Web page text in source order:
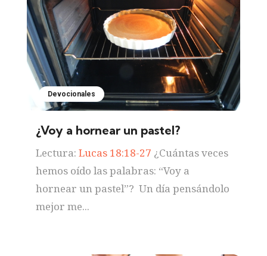
Devocionales
¿Voy a hornear un pastel?
Lectura: Lucas 18:18-27 ¿Cuántas veces
hemos oído las palabras: “Voy a
hornear un pastel”? Un día pensándolo
mejor me...